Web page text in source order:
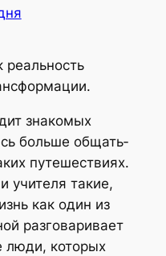
реаль­ность
зна­ко­мых
боль­ше общать­
путе­ше­стви­ях.
учи­те­ля такие,
как один из
раз­го­ва­ри­ва­ет
люди, кото­рых